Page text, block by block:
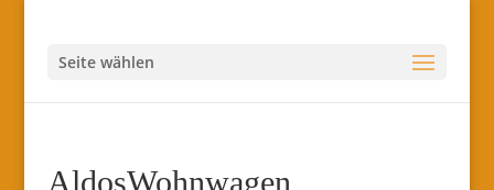
Seite wählen
AldosWohnwagen